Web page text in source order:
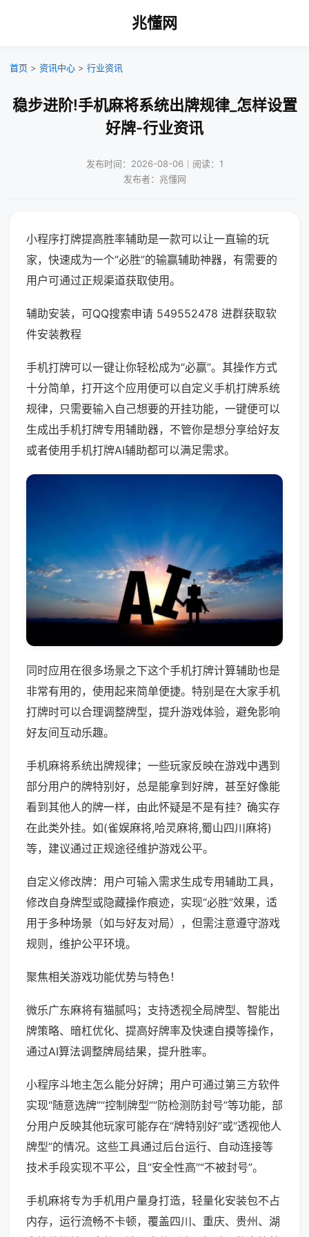
兆懂网
首页 > 资讯中心 > 行业资讯
稳步进阶!手机麻将系统出牌规律_怎样设置
好牌-行业资讯
发布时间：2026-08-06｜阅读：1
发布者：兆懂网
小程序打牌提高胜率辅助是一款可以让一直输的玩
家，快速成为一个“必胜”的输赢辅助神器，有需要的
用户可通过正规渠道获取使用。
辅助安装，可QQ搜索申请 549552478 进群获取软
件安装教程
手机打牌可以一键让你轻松成为“必赢”。其操作方式
十分简单，打开这个应用便可以自定义手机打牌系统
规律，只需要输入自己想要的开挂功能，一键便可以
生成出手机打牌专用辅助器，不管你是想分享给好友
或者使用手机打牌AI辅助都可以满足需求。
同时应用在很多场景之下这个手机打牌计算辅助也是
非常有用的，使用起来简单便捷。特别是在大家手机
打牌时可以合理调整牌型，提升游戏体验，避免影响
好友间互动乐趣。
手机麻将系统出牌规律；一些玩家反映在游戏中遇到
部分用户的牌特别好，总是能拿到好牌，甚至好像能
看到其他人的牌一样，由此怀疑是不是有挂？确实存
在此类外挂。如(雀娱麻将,哈灵麻将,蜀山四川麻将)
等，建议通过正规途径维护游戏公平。
自定义修改牌：用户可输入需求生成专用辅助工具，
修改自身牌型或隐藏操作痕迹，实现“必胜”效果，适
用于多种场景（如与好友对局），但需注意遵守游戏
规则，维护公平环境。
聚焦相关游戏功能优势与特色！
微乐广东麻将有猫腻吗；支持透视全局牌型、智能出
牌策略、暗杠优化、提高好牌率及快速自摸等操作，
通过AI算法调整牌局结果，提升胜率。
小程序斗地主怎么能分好牌；用户可通过第三方软件
实现“随意选牌”“控制牌型”“防检测防封号”等功能，部
分用户反映其他玩家可能存在“牌特别好”或“透视他人
牌型”的情况。这些工具通过后台运行、自动连接等
技术手段实现不平公，且“安全性高”“不被封号”。
手机麻将专为手机用户量身打造，轻量化安装包不占
内存，运行流畅不卡顿，覆盖四川、重庆、贵州、湖